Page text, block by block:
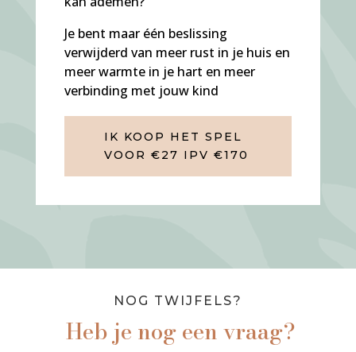
Je bent maar één beslissing
verwijderd van meer rust in je huis en
meer warmte in je hart en meer
verbinding met jouw kind
IK KOOP HET SPEL
VOOR €27 IPV €170
NOG TWIJFELS?
Heb je nog een vraag?